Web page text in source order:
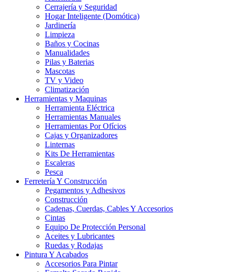
Cerrajería y Seguridad
Hogar Inteligente (Domótica)
Jardinería
Limpieza
Baños y Cocinas
Manualidades
Pilas y Baterias
Mascotas
TV y Video
Climatización
Herramientas y Maquinas
Herramienta Eléctrica
Herramientas Manuales
Herramientas Por Ofícios
Cajas y Organizadores
Linternas
Kits De Herramientas
Escaleras
Pesca
Ferretería Y Construcción
Pegamentos y Adhesivos
Construcción
Cadenas, Cuerdas, Cables Y Accesorios
Cintas
Equipo De Protección Personal
Aceites y Lubricantes
Ruedas y Rodajas
Pintura Y Acabados
Accesorios Para Pintar